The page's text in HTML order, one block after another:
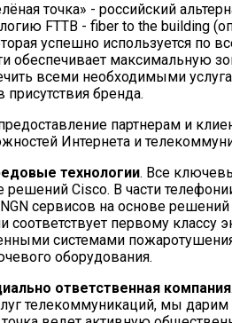
точка» - российский
FTTB - fiber to the building
успешно используется по
обеспечивает максимальную
всеми необходимыми
присутствия бренда.
партнерам и
Интернета и
технологии. Все
решений Cisco. В части
сервисов на основе
соответствует первому классу
системами
оборудования.
ответственная компания
телекоммуникаций, мы